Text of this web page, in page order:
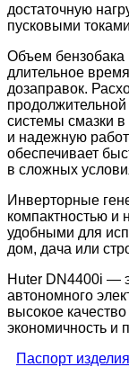
достаточную
пусковыми
Объем бензобака
длительное
дозаправок.
системы смазки
и надежную
обеспечивает
в сложных
Инверторные
компактностью и
удобными для
дом, дача или
Huter DN4400i —
автономного
высокое
экономичность и
Паспорт изделия